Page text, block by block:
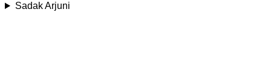
Sadak Arjuni